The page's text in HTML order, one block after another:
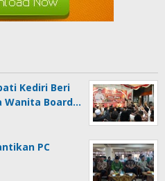
Kediri Beri
Wanita Board…
PC